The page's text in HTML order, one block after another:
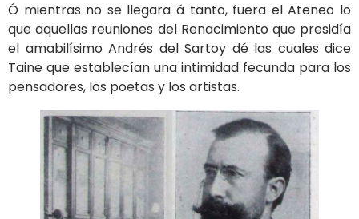
Ó mientras no se llegara á tanto, fuera el Ateneo lo
que aquellas reuniones del Renacimiento que presidía
el amabilísimo Andrés del Sartoy dé las cuales dice
Taine que establecían una intimidad fecunda para los
pensadores, los poetas y los artistas.